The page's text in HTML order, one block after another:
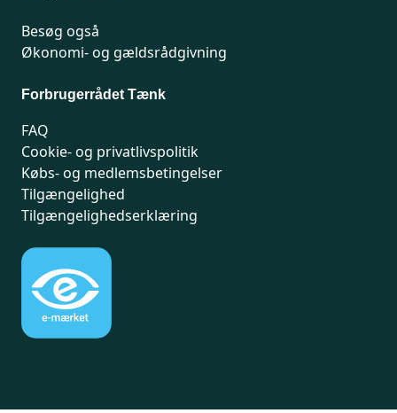
Besøg også
Økonomi- og gældsrådgivning
Forbrugerrådet Tænk
FAQ
Cookie- og privatlivspolitik
Købs- og medlemsbetingelser
Tilgængelighed
Tilgængelighedserklæring